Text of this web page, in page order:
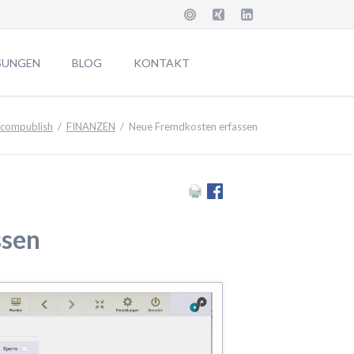
BLOG KONTAKT
Job & Karriere
Abmelden Newsletter
Suche
Sitemap
compublish FINANZEN Neue Fremdkosten erfassen